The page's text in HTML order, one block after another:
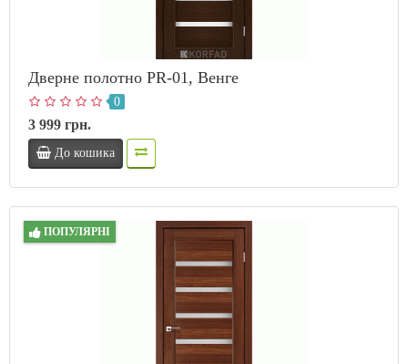
Дверне полотно PR-01, Венге
0
3 999 грн.
До кошика
ПОПУЛЯРНІ